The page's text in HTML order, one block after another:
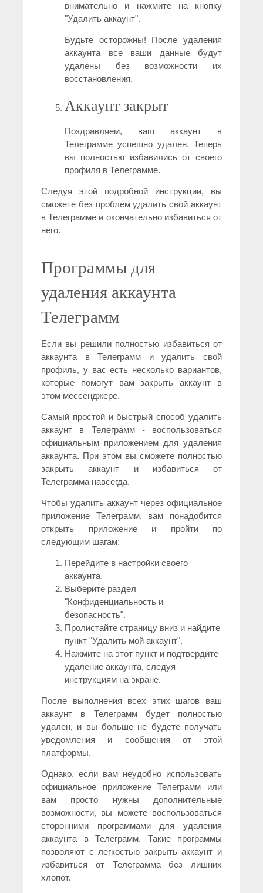
внимательно и нажмите на кнопку
"Удалить аккаунт".
Будьте осторожны! После удаления
аккаунта все ваши данные будут
удалены без возможности их
восстановления.
Аккаунт закрыт
Поздравляем, ваш аккаунт в
Телеграмме успешно удален. Теперь
вы полностью избавились от своего
профиля в Телеграмме.
Следуя этой подробной инструкции, вы
сможете без проблем удалить свой аккаунт
в Телеграмме и окончательно избавиться от
него.
Программы для
удаления аккаунта
Телеграмм
Если вы решили полностью избавиться от
аккаунта в Телеграмм и удалить свой
профиль, у вас есть несколько вариантов,
которые помогут вам закрыть аккаунт в
этом мессенджере.
Самый простой и быстрый способ удалить
аккаунт в Телеграмм - воспользоваться
официальным приложением для удаления
аккаунта. При этом вы сможете полностью
закрыть аккаунт и избавиться от
Телеграмма навсегда.
Чтобы удалить аккаунт через официальное
приложение Телеграмм, вам понадобится
открыть приложение и пройти по
следующим шагам:
Перейдите в настройки своего
аккаунта.
Выберите раздел
"Конфиденциальность и
безопасность".
Пролистайте страницу вниз и найдите
пункт "Удалить мой аккаунт".
Нажмите на этот пункт и подтвердите
удаление аккаунта, следуя
инструкциям на экране.
После выполнения всех этих шагов ваш
аккаунт в Телеграмм будет полностью
удален, и вы больше не будете получать
уведомления и сообщения от этой
платформы.
Однако, если вам неудобно использовать
официальное приложение Телеграмм или
вам просто нужны дополнительные
возможности, вы можете воспользоваться
сторонними программами для удаления
аккаунта в Телеграмм. Такие программы
позволяют с легкостью закрыть аккаунт и
избавиться от Телеграмма без лишних
хлопот.